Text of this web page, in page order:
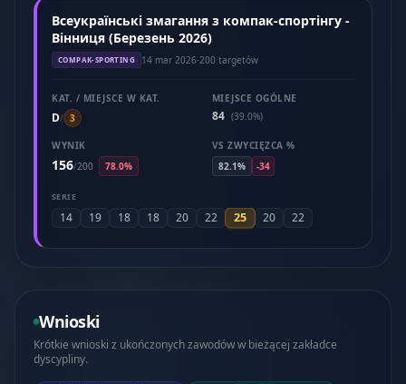
Всеукраїнські змагання з компак-спортінгу -
Вінниця (Березень 2026)
COMPAK-SPORTING 14 mar 2026·200 targetów
KAT. / MIEJSCE W KAT.
D/ 3
MIEJSCE OGÓLNE
84 (39.0%)
WYNIK
156/200 78.0%
VS ZWYCIĘZCA %
82.1%
-34
SERIE
14 19 18 18 20 22 25 20 22
Wnioski
Krótkie wnioski z ukończonych zawodów w bieżącej zakładce
dyscypliny.